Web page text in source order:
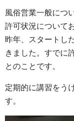
風俗営業一般につ
許可状況について
昨年、スタートし
きました。すでに
とのことです。
定期的に講習をう
す。